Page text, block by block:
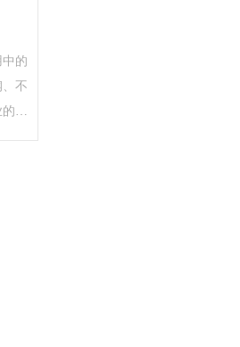
的
不
苛